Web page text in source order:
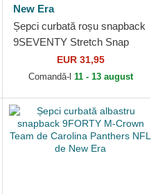
New Era
Șepci curbată roșu snapback
9SEVENTY Stretch Snap
Evergreen de Kansas City
Chiefs NFL de New Era
EUR 31,95
Comandă-l 11 - 13 august